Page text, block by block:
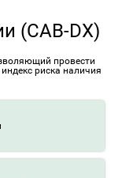
(CAB-DX)
провести
риска наличия